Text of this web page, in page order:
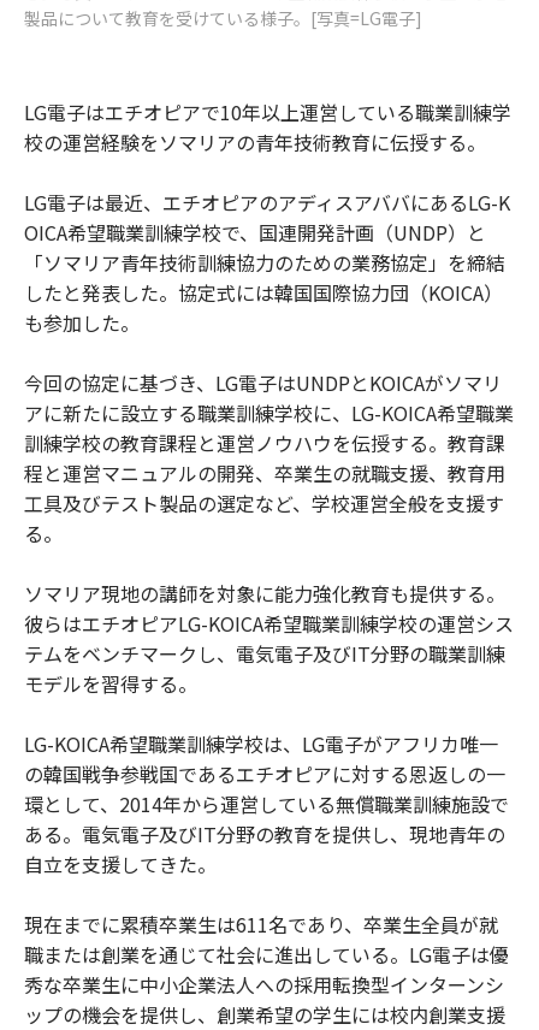
製品について教育を受けている様子。[写真=LG電子]
LG電子はエチオピアで10年以上運営している職業訓練学
校の運営経験をソマリアの青年技術教育に伝授する。
LG電子は最近、エチオピアのアディスアババにあるLG-K
OICA希望職業訓練学校で、国連開発計画（UNDP）と
「ソマリア青年技術訓練協力のための業務協定」を締結
したと発表した。協定式には韓国国際協力団（KOICA）
も参加した。
今回の協定に基づき、LG電子はUNDPとKOICAがソマリ
アに新たに設立する職業訓練学校に、LG-KOICA希望職業
訓練学校の教育課程と運営ノウハウを伝授する。教育課
程と運営マニュアルの開発、卒業生の就職支援、教育用
工具及びテスト製品の選定など、学校運営全般を支援す
る。
ソマリア現地の講師を対象に能力強化教育も提供する。
彼らはエチオピアLG-KOICA希望職業訓練学校の運営シス
テムをベンチマークし、電気電子及びIT分野の職業訓練
モデルを習得する。
LG-KOICA希望職業訓練学校は、LG電子がアフリカ唯一
の韓国戦争参戦国であるエチオピアに対する恩返しの一
環として、2014年から運営している無償職業訓練施設で
ある。電気電子及びIT分野の教育を提供し、現地青年の
自立を支援してきた。
現在までに累積卒業生は611名であり、卒業生全員が就
職または創業を通じて社会に進出している。LG電子は優
秀な卒業生に中小企業法人への採用転換型インターンシ
ップの機会を提供し、創業希望の学生には校内創業支援